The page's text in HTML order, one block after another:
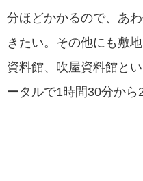
分ほどかかるので、あ
きたい。その他にも敷
資料館、吹屋資料館と
ータルで1時間30分から